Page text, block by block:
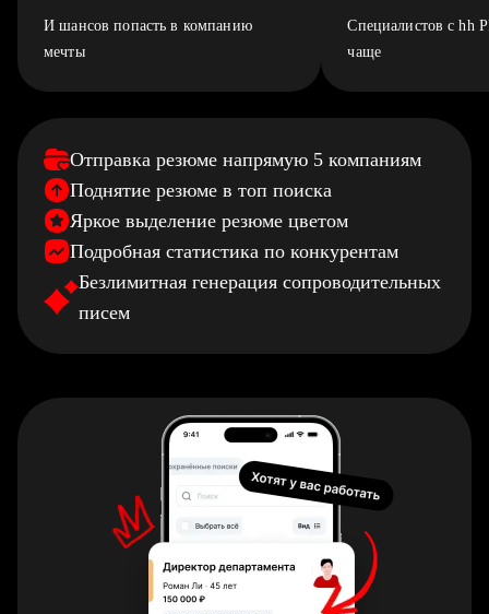
И шансов попасть в компанию
мечты
Специалистов с hh
чаще
Отправка резюме напрямую 5 компаниям
Поднятие резюме в топ поиска
Яркое выделение резюме цветом
Подробная статистика по конкурентам
Безлимитная генерация сопроводительных
писем